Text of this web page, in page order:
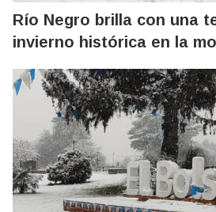
Río Negro brilla con una
invierno histórica en la